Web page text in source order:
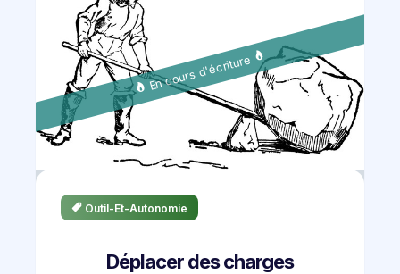
En cours d'écriture
Outil-Et-Autonomie
Déplacer des charges